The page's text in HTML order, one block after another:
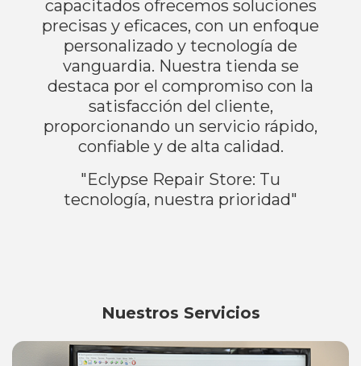
capacitados ofrecemos soluciones
precisas y eficaces, con un enfoque
personalizado y tecnología de
vanguardia. Nuestra tienda se
destaca por el compromiso con la
satisfacción del cliente,
proporcionando un servicio rápido,
confiable y de alta calidad.
"Eclypse Repair Store: Tu
tecnología, nuestra prioridad"
Nuestros Servicios